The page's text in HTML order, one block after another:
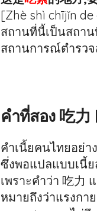
[Zhè shì chījǐn
สถานที่นี้เป็นสถา
สถานการณ์ตำรว
คำที่สอง 吃力
คำเนี้ยคนไทยอย่า
ซึ่งพอแปลแบบเนี้
เพราะคำว่า 吃力
หมายถึงว่าแรงกา